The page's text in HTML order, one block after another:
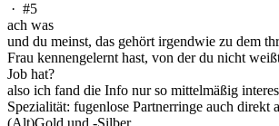
· #5
ach was
und du meinst, das gehört irgendwie zu dem
Frau kennengelernt hast, von der du nicht
Job hat?
also ich fand die Info nur so mittelmäßig
Spezialität: fugenlose Partnerringe auch direkt